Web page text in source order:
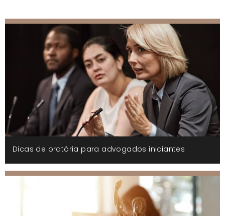
Dicas de oratória para advogados iniciantes